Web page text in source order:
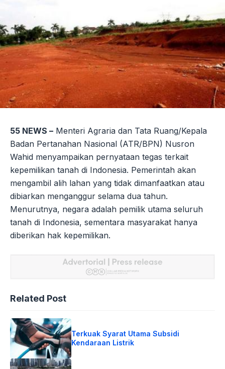
55 NEWS – Menteri Agraria dan Tata Ruang/Kepala
Badan Pertanahan Nasional (ATR/BPN) Nusron
Wahid menyampaikan pernyataan tegas terkait
kepemilikan tanah di Indonesia. Pemerintah akan
mengambil alih lahan yang tidak dimanfaatkan atau
dibiarkan menganggur selama dua tahun.
Menurutnya, negara adalah pemilik utama seluruh
tanah di Indonesia, sementara masyarakat hanya
diberikan hak kepemilikan.
Related Post
Terkuak Syarat Utama Subsidi
Kendaraan Listrik